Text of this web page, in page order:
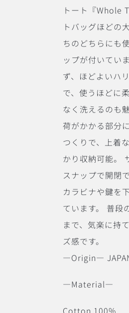
トート『Whole
トバッグほどの
ちのどちらにも
ップが付いてい
ず、ほどよいハ
で、使うほどに
なく洗えるのも
荷がかかる部分
つくりで、上着
かり収納可能。
スナップで開閉
カラビナや鍵を
ています。 普段
まで、気楽に持
ズ感です。
―Origin―
―Material―
Cotton 100%